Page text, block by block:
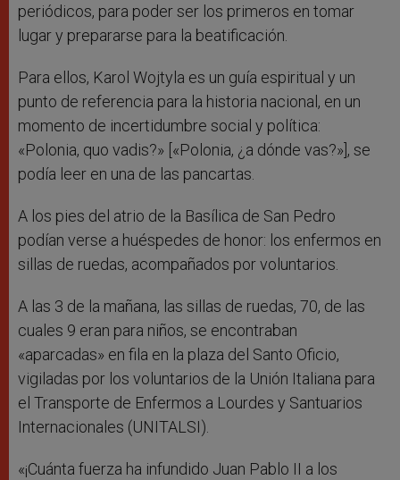
periódicos, para poder ser los primeros en tomar
lugar y prepararse para la beatificación.
Para ellos, Karol Wojtyla es un guía espiritual y un
punto de referencia para la historia nacional, en un
momento de incertidumbre social y política:
«Polonia, quo vadis?» [«Polonia, ¿a dónde vas?»], se
podía leer en una de las pancartas.
A los pies del atrio de la Basílica de San Pedro
podían verse a huéspedes de honor: los enfermos en
sillas de ruedas, acompañados por voluntarios.
A las 3 de la mañana, las sillas de ruedas, 70, de las
cuales 9 eran para niños, se encontraban
«aparcadas» en fila en la plaza del Santo Oficio,
vigiladas por los voluntarios de la Unión Italiana para
el Transporte de Enfermos a Lourdes y Santuarios
Internacionales (UNITALSI).
«¡Cuánta fuerza ha infundido Juan Pablo II a los